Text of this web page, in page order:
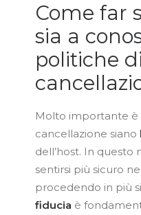
Come far
sia a
politiche di
Molto importante è
cancellazione siano
dell’host. In questo
sentirsi più sicuro
procedendo in più
fiducia è